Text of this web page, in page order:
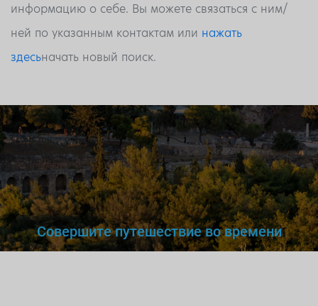
информацию о себе. Вы можете связаться с ним/
ней по указанным контактам или нажать
здесьначать новый поиск.
Совершите путешествие во времени